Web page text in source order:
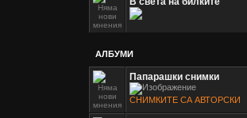
АЛБУМИ
Папарашки снимки
СНИМКИТЕ СА АВТОРСКИ